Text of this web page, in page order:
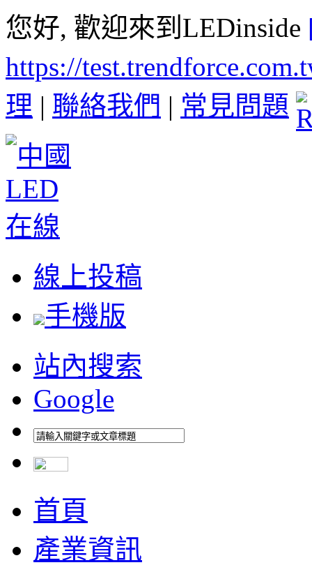
您好, 歡迎來到LEDinside
https://
理 | 聯絡我們 | 常見問題
線上投稿
手機版
站內搜索
Google
首頁
產業資訊